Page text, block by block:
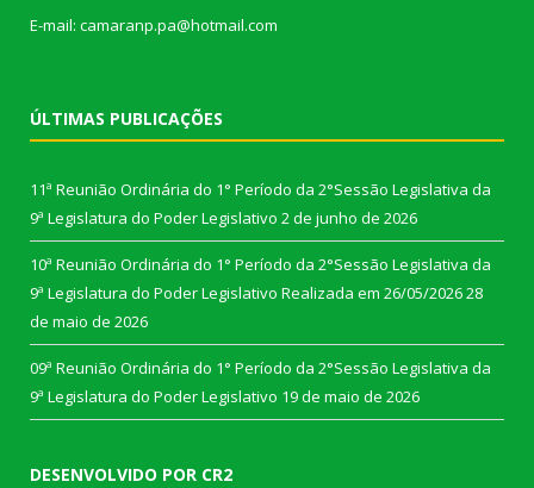
E-mail: camaranp.pa@hotmail.com
ÚLTIMAS PUBLICAÇÕES
11ª Reunião Ordinária do 1° Período da 2°Sessão Legislativa da
9ª Legislatura do Poder Legislativo 2 de junho de 2026
10ª Reunião Ordinária do 1° Período da 2°Sessão Legislativa da
9ª Legislatura do Poder Legislativo Realizada em 26/05/202628
de maio de 2026
09ª Reunião Ordinária do 1° Período da 2°Sessão Legislativa da
9ª Legislatura do Poder Legislativo 19 de maio de 2026
DESENVOLVIDO POR CR2